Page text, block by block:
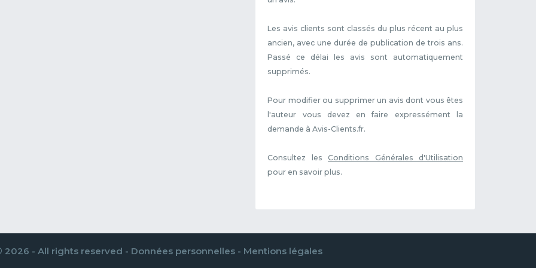
Les avis clients sont classés du plus récent au plus
ancien, avec une durée de publication de trois ans.
Passé ce délai les avis sont automatiquement
supprimés.
Pour modifier ou supprimer un avis dont vous êtes
l'auteur vous devez en faire expressément la
demande à Avis-Clients.fr.
Consultez lesConditions Générales d'Utilisation
pour en savoir plus.
2026 - All rights reserved - Données personnelles- Mentions légales